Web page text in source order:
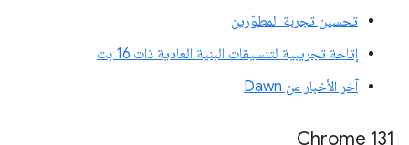
تحسين تجربة المطوّرين
إتاحة تجريبية لتنسيقات البنية العادية ذات 16 بت
آخر الأخبار من Dawn
Chrome 131